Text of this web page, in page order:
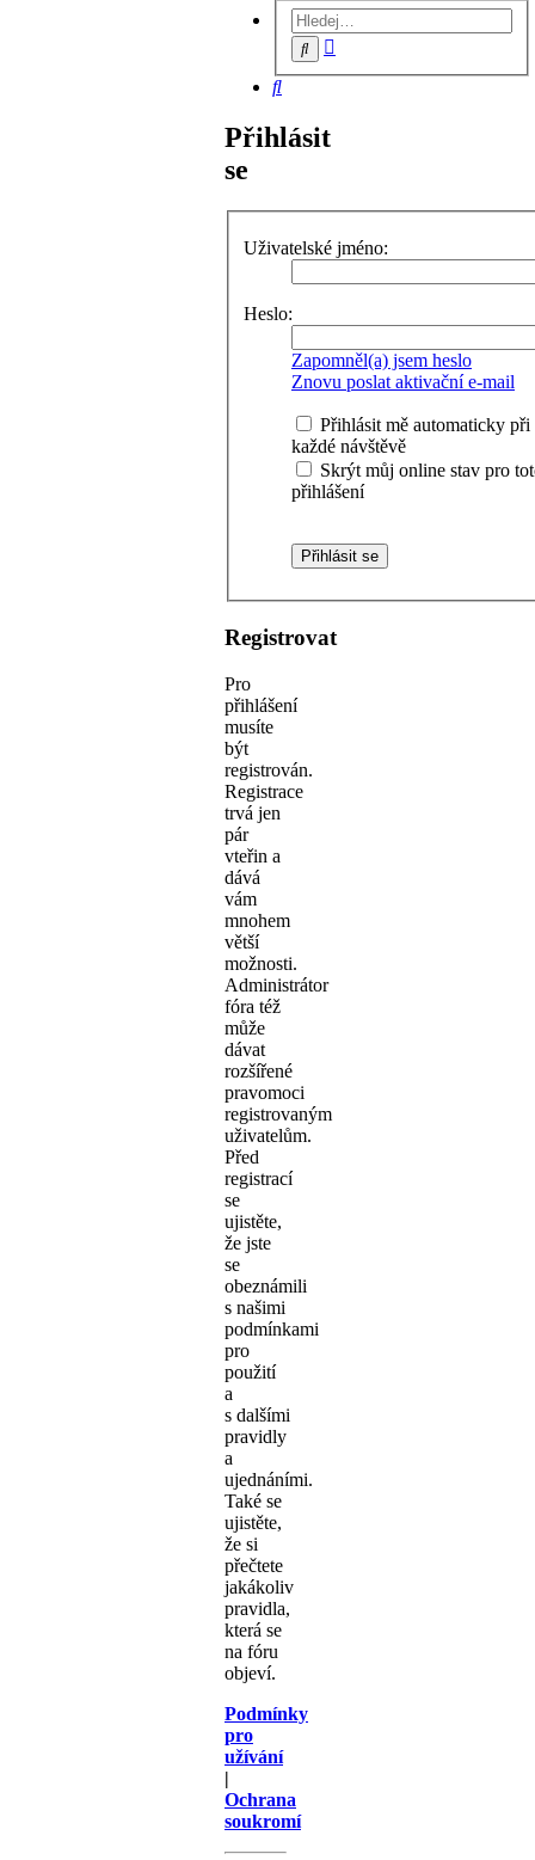
Hledat
Hledat
Přihlásit
se
Uživatelské jméno:
Heslo:
Zapomněl(a) jsem heslo
Znovu poslat aktivační e-mail
Přihlásit mě automaticky při
každé návštěvě
Skrýt můj online stav pro
přihlášení
Registrovat
Pro
přihlášení
musíte
být
registrován.
Registrace
trvá jen
pár
vteřin a
dává
vám
mnohem
větší
možnosti.
Administrátor
fóra též
může
dávat
rozšířené
pravomoci
registrovaným
uživatelům.
Před
registrací
se
ujistěte,
že jste
se
obeznámili
s našimi
podmínkami
pro
použití
a
s dalšími
pravidly
a
ujednáními.
Také se
ujistěte,
že si
přečtete
jakákoliv
pravidla,
která se
na fóru
objeví.
Podmínky
pro
užívání
|
Ochrana
soukromí